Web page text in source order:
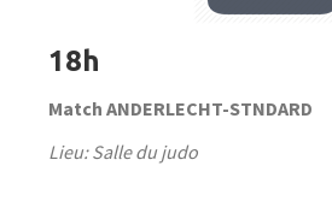
18h
Match ANDERLECHT-STNDARD
Lieu: Salle du judo